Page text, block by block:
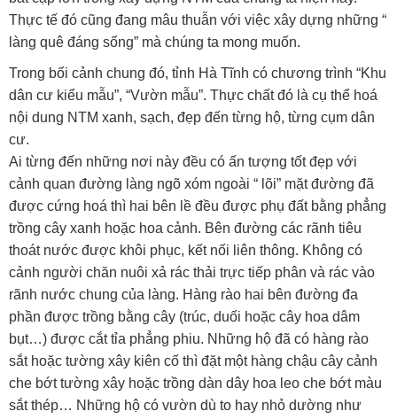
Thực tế đó cũng đang mâu thuẫn với việc xây dựng những “
làng quê đáng sống” mà chúng ta mong muốn.
Trong bối cảnh chung đó, tỉnh Hà Tĩnh có chương trình “Khu
dân cư kiểu mẫu”, “Vườn mẫu”. Thực chất đó là cụ thể hoá
nội dung NTM xanh, sạch, đẹp đến từng hộ, từng cụm dân
cư.
Ai từng đến những nơi này đều có ấn tượng tốt đẹp với
cảnh quan đường làng ngõ xóm ngoài “ lõi” mặt đường đã
được cứng hoá thì hai bên lề đều được phụ đất bằng phẳng
trồng cây xanh hoặc hoa cảnh. Bên đường các rãnh tiêu
thoát nước được khôi phục, kết nối liên thông. Không có
cảnh người chăn nuôi xả rác thải trực tiếp phân và rác vào
rãnh nước chung của làng. Hàng rào hai bên đường đa
phần được trồng bằng cây (trúc, duối hoặc cây hoa dâm
bụt…) được cắt tỉa phẳng phiu. Những hộ đã có hàng rào
sắt hoặc tường xây kiên cố thì đặt một hàng chậu cây cảnh
che bớt tường xây hoặc trồng dàn dây hoa leo che bớt màu
sắt thép… Những hộ có vườn dù to hay nhỏ dường như